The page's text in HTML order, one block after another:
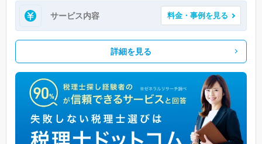
サービス内容 料金・事例を見る
詳細を見る